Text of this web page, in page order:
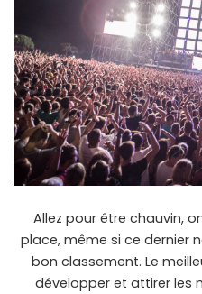
Allez pour être chauvin,
place, même si ce dernier
bon classement. Le
développer et attirer les